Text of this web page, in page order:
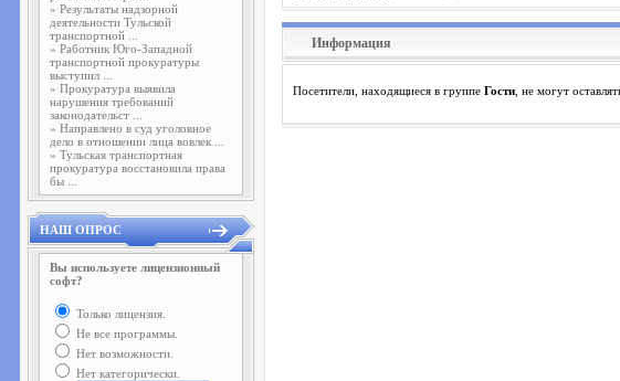
» Результаты надзорной
деятельности Тульской
транспортной ...
» Работник Юго-Западной
транспортной прокуратуры
выступил ...
» Прокуратура выявила
нарушения требований
законодательст ...
» Направлено в суд уголовное
дело в отношении лица вовлек ...
» Тульская транспортная
прокуратура восстановила права
бы ...
НАШ ОПРОС
Вы используете лицензионный
софт?
Только лицензия.
Не все программы.
Нет возможности.
Нет категорически.
Информация
Посетители, находящиеся в группе Гости , не могут